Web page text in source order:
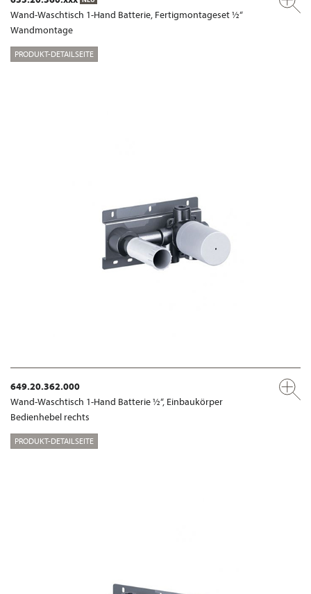
Wand-Waschtisch 1-Hand Batterie, Fertigmontageset ½“
Wandmontage
PRODUKT-DETAILSEITE
649.20.362.000
Wand-Waschtisch 1-Hand Batterie ½“, Einbaukörper
Bedienhebel rechts
PRODUKT-DETAILSEITE